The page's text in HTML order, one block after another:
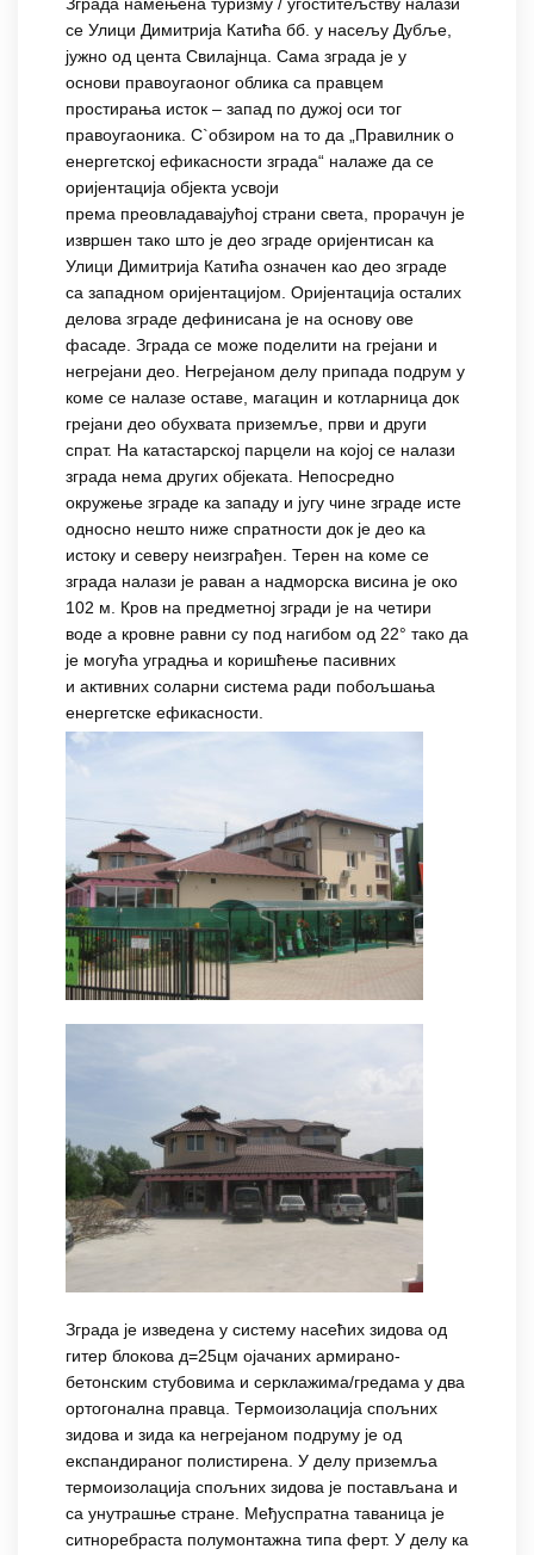
Зграда намењена туризму / угоститељству налази
се Улици Димитрија Катића бб. у насељу Дубље,
јужно од цента Свилајнца. Сама зграда је у
основи правоугаоног облика са правцем
простирања исток – запад по дужој оси тог
правоугаоника. С`обзиром на то да „Правилник о
енергетској ефикасности зграда“ налаже да се
оријентација објекта усвоји
према преовладавајућој страни света, прорачун је
извршен тако што је део зграде оријентисан ка
Улици Димитрија Катића означен као део зграде
са западном оријентацијом. Оријентација осталих
делова зграде дефинисана је на основу ове
фасаде. Зграда се може поделити на грејани и
негрејани део. Негрејаном делу припада подрум у
коме се налазе оставе, магацин и котларница док
грејани део обухвата приземље, први и други
спрат. На катастарској парцели на којој се налази
зграда нема других објеката. Непосредно
окружење зграде ка западу и југу чине зграде исте
односно нешто ниже спратности док је део ка
истоку и северу неизграђен. Терен на коме се
зграда налази је раван а надморска висина је око
102 м. Кров на предметној згради је на четири
воде а кровне равни су под нагибом од 22° тако да
је могућа уградња и коришћење пасивних
и активних соларни система ради побољшања
енергетске ефикасности.
Зграда је изведена у систему насећих зидова од
гитер блокова д=25цм ојачаних армирано-
бетонским стубовима и серклажима/гредама у два
ортогонална правца. Термоизолација спољних
зидова и зида ка негрејаном подруму је од
експандираног полистирена. У делу приземља
термоизолација спољних зидова је постављана и
са унутрашње стране. Међуспратна таваница је
ситноребраста полумонтажна типа ферт. У делу ка